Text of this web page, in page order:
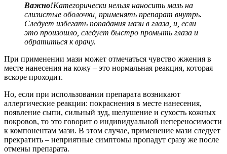
Важно!Категорически нельзя наносить мазь на
слизистые оболочки, применять препарат внутрь.
Следует избегать попадания мази в глаза, и, если
это произошло, следует быстро промыть глаза и
обратиться к врачу.
При применении мази может отмечаться чувство жжения в
месте нанесения на кожу – это нормальная реакция, которая
вскоре проходит.
Но, если при использовании препарата возникают
аллергические реакции: покраснения в месте нанесения,
появление сыпи, сильный зуд, шелушение и сухость кожных
покровов, то это говорит о индивидуальной непереносимости
к компонентам мази. В этом случае, применение мази следует
прекратить – неприятные симптомы пропадут сразу же после
отмены препарата.